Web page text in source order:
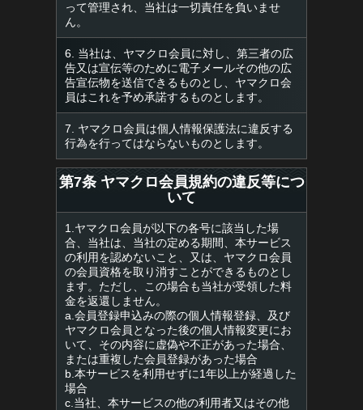
って管理され、当社は一切責任を負いませ
ん。
6. 当社は、ヤマクロ会員に対し、第三者の広
告又は宣伝等のために電子メールその他の広
告宣伝物を送信できるものとし、ヤマクロ会
員はこれを予め承諾するものとします。
7. ヤマクロ会員は個人情報保護法に違反する
行為を行ってはならないものとします。
第7条 ヤマクロ会員規約の違反等につ
いて
1.ヤマクロ会員が以下の各号に該当した場
合、当社は、当社の定める期間、本サービス
の利用を認めないこと、又は、ヤマクロ会員
の会員資格を取り消すことができるものとし
ます。ただし、この場合も当社が受領した料
金を返還しません。
a.会員登録申込みの際の個人情報登録、及び
ヤマクロ会員となった後の個人情報変更にお
いて、その内容に虚偽や不正があった場合、
または重複した会員登録があった場合
b.本サービスを利用せずに1年以上が経過した
場合
c.当社、本サービスの他の利用者又はその他